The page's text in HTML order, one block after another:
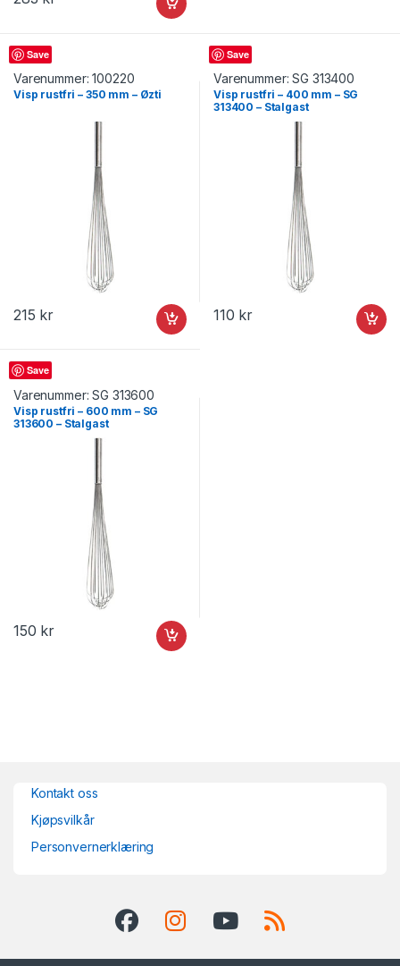
Save
Visp
Varenummer:100220
Visp rustfri – 350 mm – Øzti
215 kr
Save
Visp
Varenummer:SG 313400
Visp rustfri – 400 mm – SG
313400 – Stalgast
110 kr
Save
Visp
Varenummer:SG 313600
Visp rustfri – 600 mm – SG
313600 – Stalgast
150 kr
Kontakt oss
Kjøpsvilkår
Personvernerklæring